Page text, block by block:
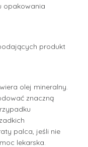
opakowania
produkt
olej mineralny.
znaczną
palca, jeśli nie
lekarska.